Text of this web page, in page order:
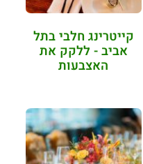
קייטרינג חלבי בתל
אביב - ללקק את
האצבעות